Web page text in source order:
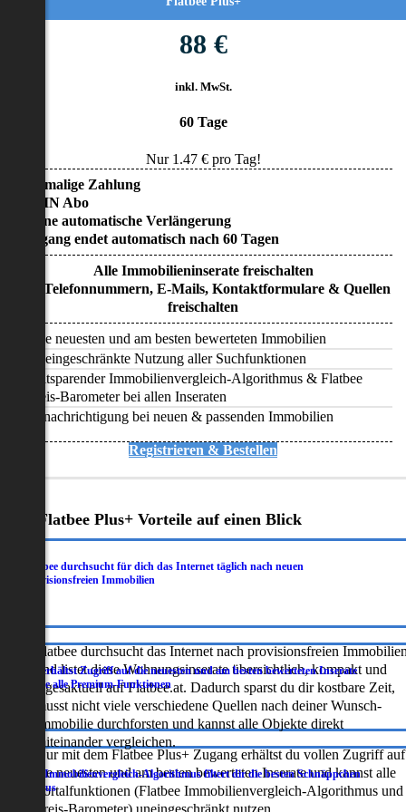
88 €
inkl. MwSt.
60 Tage
Nur 1.47€ pro Tag!
• Einmalige Zahlung
• KEIN Abo
• Keine automatische Verlängerung
• Zugang endet automatisch nach 60 Tagen
Alle Immobilieninserate freischalten
Alle Telefonnummern, E-Mails, Kontaktformulare & Quellen
freischalten
Alle neuesten und am besten bewerteten Immobilien
Uneingeschränkte Nutzung aller Suchfunktionen
Zeitsparender Immobilienvergleich-Algorithmus & Flatbee
Preis-Barometer bei allen Inseraten
Benachrichtigung bei neuen & passenden Immobilien
Registrieren & Bestellen
Flatbee Plus+ Vorteile auf einen Blick
Flatbee durchsucht für dich das Internet täglich nach neuen
provisionsfreien Immobilien
Flatbee durchsucht das Internet nach provisionsfreien
und listet diese Wohnungsinserate übersichtlich, kompakt und
tagesaktuell auf Flatbee.at. Dadurch sparst du dir kostbare Zeit,
musst nicht viele verschiedene Quellen nach deiner Wunsch-
Immobilie durchforsten und kannst alle Objekte direkt
miteinander vergleichen.
Du erhältst Zugriff auf die neuesten und am besten bewerteten Inserate
sowie alle Premium-Funktionen
Nur mit dem Flatbee Plus+ Zugang erhältst du vollen Zugriff auf
die neuesten und am besten bewerteten Inserate und kannst alle
Portalfunktionen (Flatbee Immobilienvergleich-Algorithmus und
Der Immobilienvergleich-Algorithmus filtert dir die besten Schnäppchen
heraus